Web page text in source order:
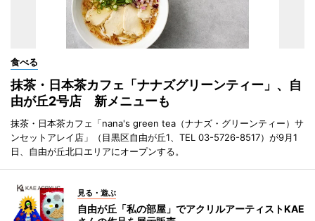
食べる
抹茶・日本茶カフェ「ナナズグリーンティー」、自
由が丘2号店 新メニューも
抹茶・日本茶カフェ「nana's green tea（ナナズ・グリーンティー）サ
ンセットアレイ店」（目黒区自由が丘1、TEL 03-5726-8517）が9月1
日、自由が丘北口エリアにオープンする。
見る・遊ぶ
自由が丘「私の部屋」でアクリルアーティストKAE